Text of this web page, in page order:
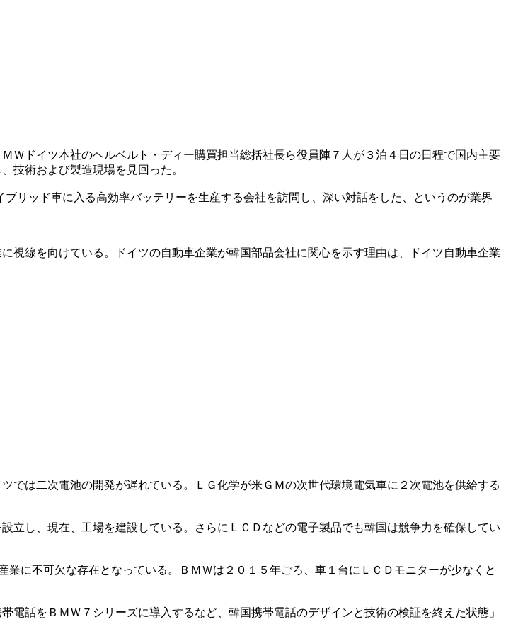
Ｗドイツ本社のヘルベルト・ディー購買担当総括社長ら役員陣７人が３泊４日の日程で国内主要
技術および製造現場を見回った。
リッド車に入る高効率バッテリーを生産する会社を訪問し、深い対話をした、というのが業界
視線を向けている。ドイツの自動車企業が韓国部品会社に関心を示す理由は、ドイツ自動車企業
では二次電池の開発が遅れている。ＬＧ化学が米ＧＭの次世代環境電気車に２次電池を供給する
立し、現在、工場を建設している。さらにＬＣＤなどの電子製品でも韓国は競争力を確保してい
に不可欠な存在となっている。ＢＭＷは２０１５年ごろ、車１台にＬＣＤモニターが少なくと
話をＢＭＷ７シリーズに導入するなど、韓国携帯電話のデザインと技術の検証を終えた状態」